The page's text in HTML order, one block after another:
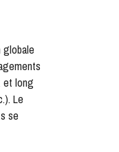
globale
et long
Le
se